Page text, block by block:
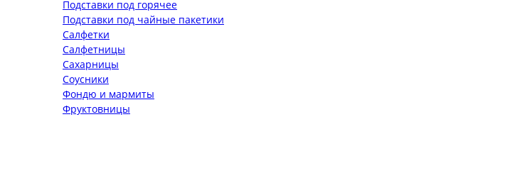
Подставки под горячее
Подставки под чайные пакетики
Салфетки
Салфетницы
Сахарницы
Соусники
Фондю и мармиты
Фруктовницы